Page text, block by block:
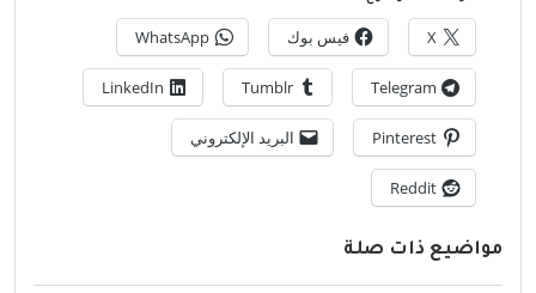
X فيس بوك WhatsApp
Telegram
Tumblr
LinkedIn
Pinterest البريد الإلكتروني
Reddit
مواضيع ذات صلة